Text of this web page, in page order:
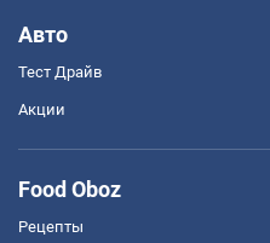
Авто
Тест Драйв
Акции
Food Oboz
Рецепты